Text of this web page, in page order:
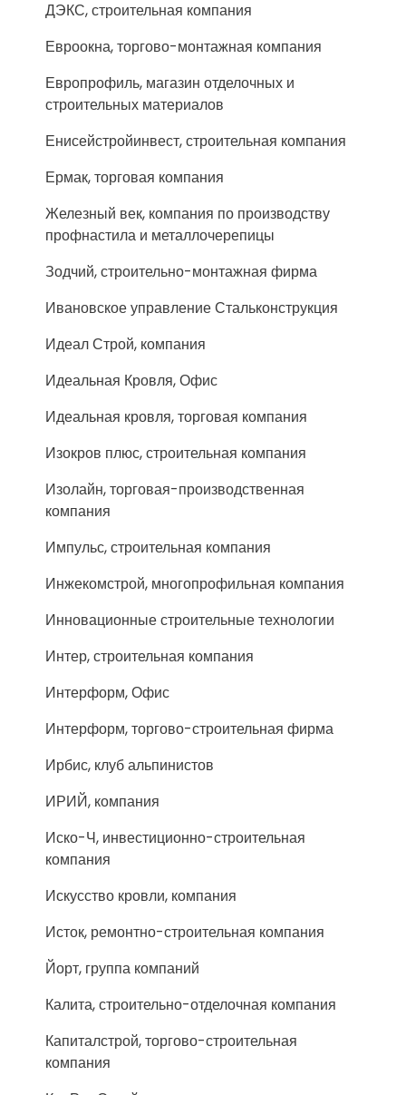
ДЭКС, строительная компания
Евроокна, торгово-монтажная компания
Европрофиль, магазин отделочных и
строительных материалов
Енисейстройинвест, строительная компания
Ермак, торговая компания
Железный век, компания по производству
профнастила и металлочерепицы
Зодчий, строительно-монтажная фирма
Ивановское управление Стальконструкция
Идеал Строй, компания
Идеальная Кровля, Офис
Идеальная кровля, торговая компания
Изокров плюс, строительная компания
Изолайн, торговая-производственная
компания
Импульс, строительная компания
Инжекомстрой, многопрофильная компания
Инновационные строительные технологии
Интер, строительная компания
Интерформ, Офис
Интерформ, торгово-строительная фирма
Ирбис, клуб альпинистов
ИРИЙ, компания
Иско-Ч, инвестиционно-строительная
компания
Искусство кровли, компания
Исток, ремонтно-строительная компания
Йорт, группа компаний
Калита, строительно-отделочная компания
Капиталстрой, торгово-строительная
компания